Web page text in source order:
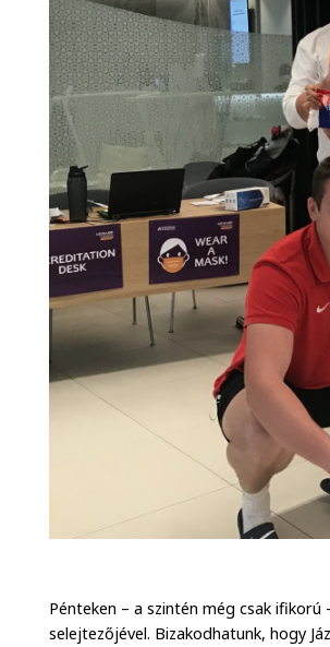
Pénteken – a szintén még csak ifikorú
selejtezőjével. Bizakodhatunk, hogy